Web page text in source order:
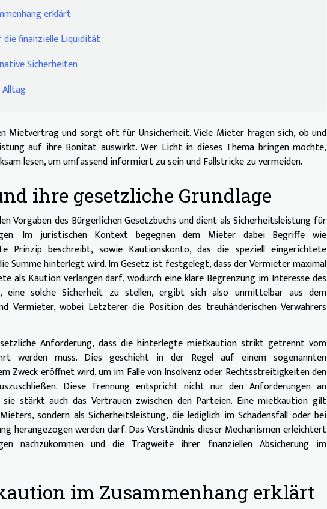
erklärt
finanzielle Liquidität
Sicherheiten
Mietvertrag und sorgt oft für Unsicherheit. Viele Mieter fragen sich, ob und
auf ihre Bonität auswirkt. Wer Licht in dieses Thema bringen möchte,
lesen, um umfassend informiert zu sein und Fallstricke zu vermeiden.
ihre gesetzliche Grundlage
Vorgaben des Bürgerlichen Gesetzbuchs und dient als Sicherheitsleistung für
Im juristischen Kontext begegnen dem Mieter dabei Begriffe wie
Prinzip beschreibt, sowie Kautionskonto, das die speziell eingerichtete
Summe hinterlegt wird. Im Gesetz ist festgelegt, dass der Vermieter maximal
als Kaution verlangen darf, wodurch eine klare Begrenzung im Interesse des
eine solche Sicherheit zu stellen, ergibt sich also unmittelbar aus dem
Vermieter, wobei Letzterer die Position des treuhänderischen Verwahrers
Anforderung, dass die hinterlegte mietkaution strikt getrennt vom
werden muss. Dies geschieht in der Regel auf einem sogenannten
Zweck eröffnet wird, um im Falle von Insolvenz oder Rechtsstreitigkeiten den
Diese Trennung entspricht nicht nur den Anforderungen an
sie stärkt auch das Vertrauen zwischen den Parteien. Eine mietkaution gilt
sondern als Sicherheitsleistung, die lediglich im Schadensfall oder bei
herangezogen werden darf. Das Verständnis dieser Mechanismen erleichtert
nachzukommen und die Tragweite ihrer finanziellen Absicherung im
im Zusammenhang erklärt